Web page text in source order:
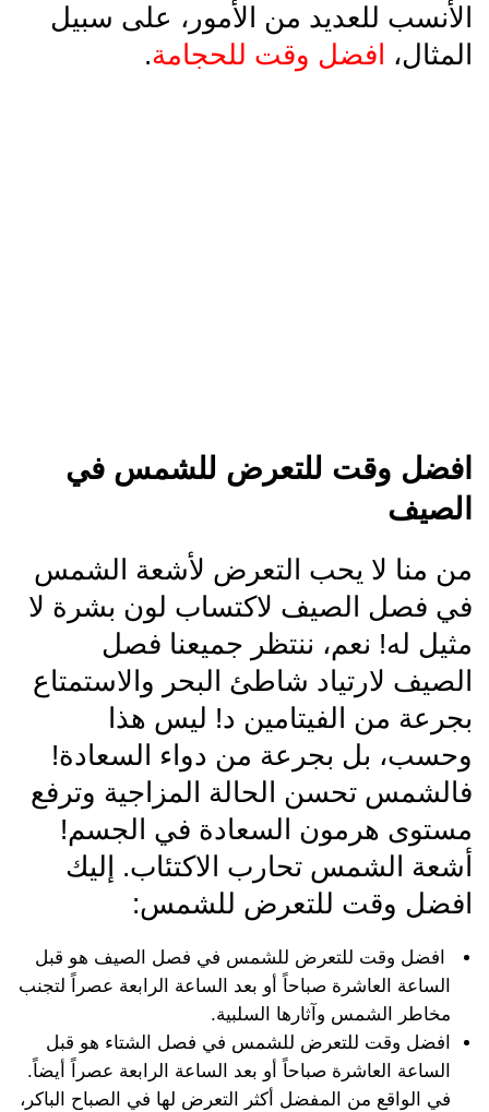
الأنسب للعديد من الأمور، على سبيل
المثال، افضل وقت للحجامة.
افضل وقت للتعرض للشمس في
الصيف
من منا لا يحب التعرض لأشعة الشمس
في فصل الصيف لاكتساب لون بشرة لا
مثيل له! نعم، ننتظر جميعنا فصل
الصيف لارتياد شاطئ البحر والاستمتاع
بجرعة من الفيتامين د! ليس هذا
وحسب، بل بجرعة من دواء السعادة!
فالشمس تحسن الحالة المزاجية وترفع
مستوى هرمون السعادة في الجسم!
أشعة الشمس تحارب الاكتئاب. إليك
افضل وقت للتعرض للشمس:
افضل وقت للتعرض للشمس في فصل الصيف هو قبل
الساعة العاشرة صباحاً أو بعد الساعة الرابعة عصراً لتجنب
مخاطر الشمس وآثارها السلبية.
افضل وقت للتعرض للشمس في فصل الشتاء هو قبل
الساعة العاشرة صباحاً أو بعد الساعة الرابعة عصراً أيضاً.
في الواقع من المفضل أكثر التعرض لها في الصباح الباكر،